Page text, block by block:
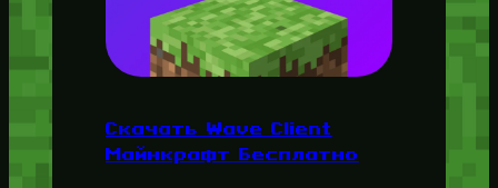
Скачать Wave Client
Майнкрафт Бесплатно